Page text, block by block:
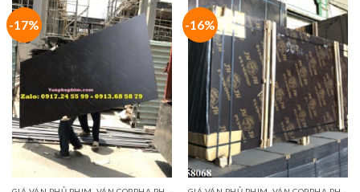
-17% -16%